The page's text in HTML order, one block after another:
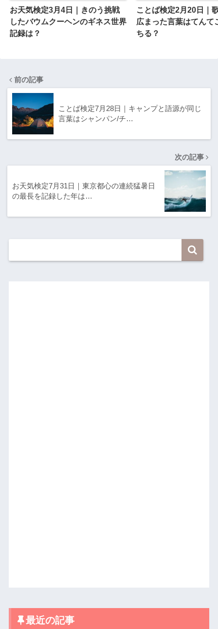
お天気検定3月4日｜きのう挑戦
したバウムクーヘンのギネス世界
記録は？
ことば検定2月20日｜
広まった言葉はてんて
ちる？
前の記事
ことば検定7月28日｜キャンプと語源が同じ
言葉はシャンパン/チ…
次の記事
お天気検定7月31日｜東京都心の連続猛暑日
の最長を記録した年は…
最近の記事